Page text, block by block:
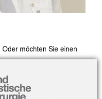
möchten Sie einen